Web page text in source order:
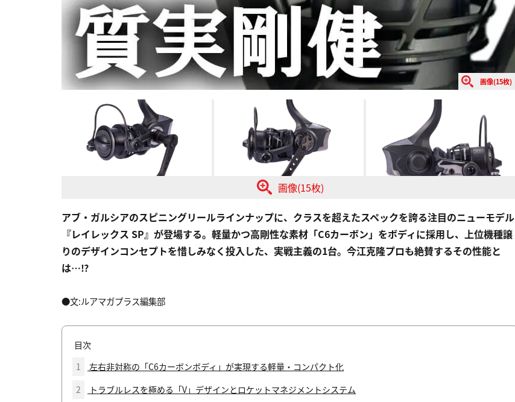
画像(15枚)
画像(15枚)
アブ・ガルシアのスピニングリールラインナップに、クラスを超えたスペックを誇る注目のニューモデル
『レイレックス SP』が登場する。軽量かつ高剛性な素材「C6カーボン」をボディに採用し、上位機種譲
りのデザインコンセプトを惜しみなく投入した、実戦主義の1台。今江克隆プロも絶賛するその性能と
は…⁉
●文:ルアマガプラス編集部
目次
1
左右非対称の「C6カーボンボディ」が実現する軽量・コンパクト化
2
トラブルレスを極める「V」デザインとロケットマネジメントシステム